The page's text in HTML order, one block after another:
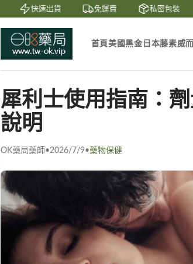
快速出貨 免運費 私密包裝
首頁美國黑金 日本藤素威
犀利士使用指南：
說明
OK藥局藥師•2026/7/9•藥物保健